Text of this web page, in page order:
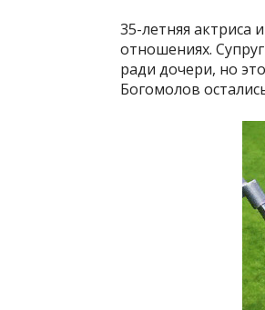
35-летняя актриса
отношениях.
ради дочери, но
Богомолов